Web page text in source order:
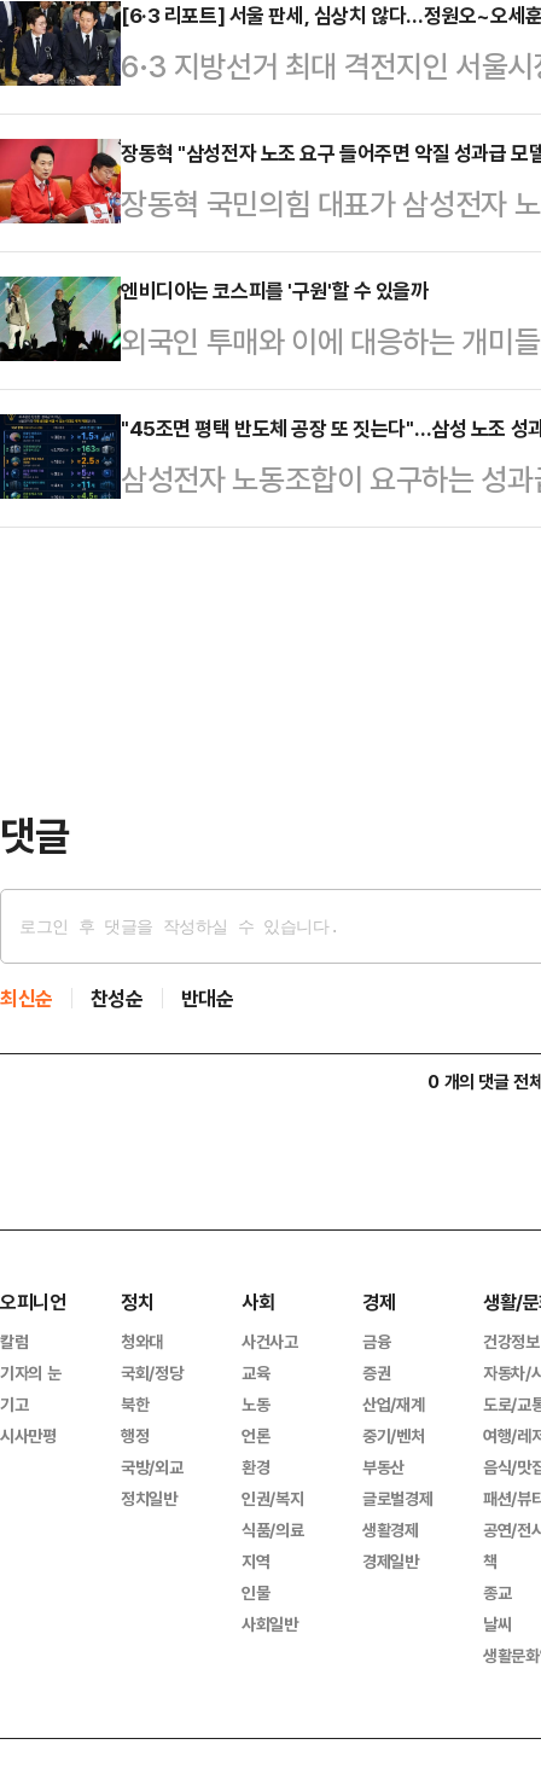
으로 나타났다. 노조는 사측의 의사
하고 있지만, 삼성전자 측은 "사실
구가 협상 결렬의 결정적 원인이
전자 노사는 지난 18일부터 중앙노
갔지만 끝내 최종 합의에 실패했다
간 총파업에 돌입하겠…
[6·3 리포트] 서울 판세, 심상치 않다…정원오~오세
6·3 지방선거 최대 격전지인 서울
나온다. '대세론'을 등에 업은 정원
당초 관측이 흔들리고 있기 때문이
과거 논란이 잡으면서, 오세훈 국민
는 것이다. 다만 전문가들은 가능성
다.20일 중앙선거관리위원회에 따
앞으로 다가왔다. 특히 오는 21일
지방선거 승리를 위…
장동혁 "삼성전자 노조 요구 들어주면 악질 성과급 모
장동혁 국민의힘 대표가 삼성전자
"노조의 요구대로 무리한 합의가
성과급 모델이 탄생할 것"이라며
국회에서 열린 중앙선거대책위원
경제의 핵폭탄이 됐다"며 "노사합
우리 경제에 돌이키기 힘든 수준의
태도를 보면 노조를 설득하기보다
압박하는 모양새"라며 "어제밤 …
엔비디아는 코스피를 '구원'할 수 있을까
외국인 투매와 이에 대응하는 개미
지는 가운데 한국시각으로 21일 새
이 집중되고 있다.'인공지능(AI) 대
은 더는 유효하지 않지만, 업황을
미치는 영향력은 상당할 전망이다
"45조면 평택 반도체 공장 또 짓는다"…삼성 노조 성
삼성전자 노동조합이 요구하는 성
투자 관점에서 환산한 비교 자료가
댓글
최신순 찬성순 반대순
0 개의 댓글 전
오피니언
칼럼
기자의 눈
기고
시사만평
정치
청와대
국회/정당
북한
행정
국방/외교
정치일반
사회
사건사고
교육
노동
언론
환경
인권/복지
식품/의료
지역
인물
사회일반
경제
금융
증권
산업/재계
중기/벤처
부동산
글로벌경제
생활경제
경제일반
생활/
건강정보
자동차/
도로/교
여행/레
음식/맛
패션/뷰
공연/전
책
종교
날씨
생활문